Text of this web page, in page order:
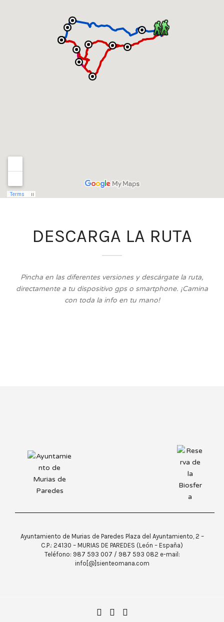
DESCARGA LA RUTA
Pincha en las diferentes versiones y descárgate la ruta,
directamente a tu dispositivo gps o smartphone. ¡Camina
con toda la info en tu mano!
Ayuntamiento de Murias de Paredes Plaza del Ayuntamiento, 2 –
C.P.: 24130 – MURIAS DE PAREDES (León – España)
Teléfono: 987 593 007 / 987 593 082 e-mail:
info[@]sienteomana.com